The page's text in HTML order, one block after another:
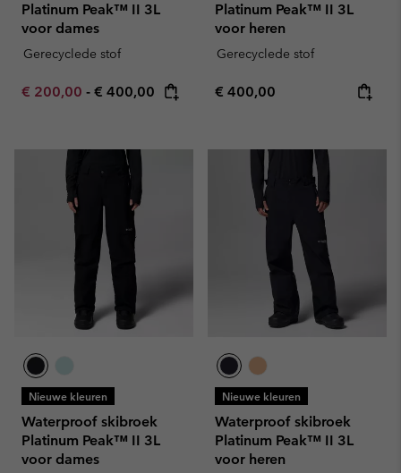
Platinum Peak™ II 3L
voor dames
Gerecyclede stof
Minimum sale price:
€ 200,00 - Maximum price:
€ 400,00
Platinum Peak™ II 3L
voor heren
Gerecyclede stof
Regular price:
€ 400,00
Nieuwe kleuren
Waterproof skibroek
Platinum Peak™ II 3L
voor dames
Nieuwe kleuren
Waterproof skibroek
Platinum Peak™ II 3L
voor heren